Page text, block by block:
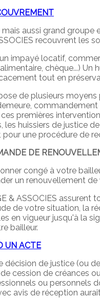
aussi grand groupe
recouvrent les
impayé locatif,
chèque...) Un
tout en
de plusieurs
commandement
premières
les huissiers de justice
une procédure de
DE
congé à votre
un renouvellement de
& ASSOCIES assurent
de votre situation, la
en vigueur jusqu'à la
bailleur.
UN ACTE
décision de justice (ou
cession de créances
ou personnels
avis de réception